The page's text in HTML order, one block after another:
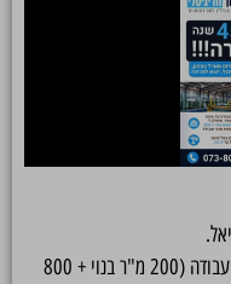
תשתית מנצחת – 1,000 מ"ר של שטחי עבודה (200 מ"ר בנוי + 800